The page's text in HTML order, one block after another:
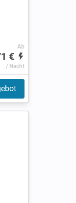
Ab
€
/ Nacht